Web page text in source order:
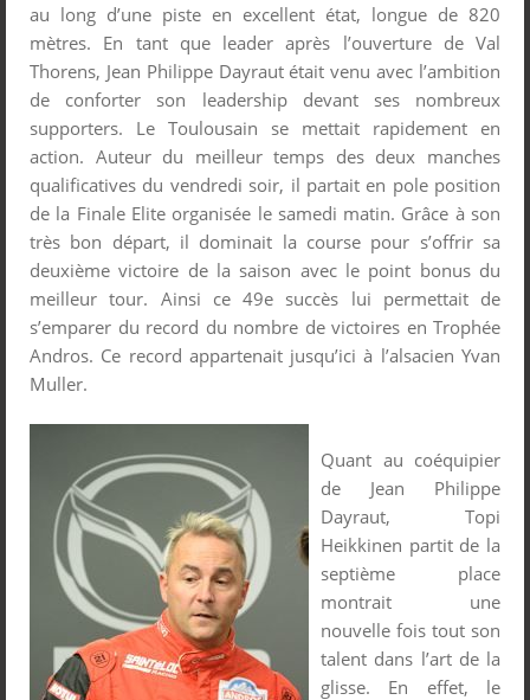
au long d’une piste en excellent état, longue de 820
mètres. En tant que leader après l’ouverture de Val
Thorens, Jean Philippe Dayraut était venu avec l’ambition
de conforter son leadership devant ses nombreux
supporters. Le Toulousain se mettait rapidement en
action. Auteur du meilleur temps des deux manches
qualificatives du vendredi soir, il partait en pole position
de la Finale Elite organisée le samedi matin. Grâce à son
très bon départ, il dominait la course pour s’offrir sa
deuxième victoire de la saison avec le point bonus du
meilleur tour. Ainsi ce 49e succès lui permettait de
s’emparer du record du nombre de victoires en Trophée
Andros. Ce record appartenait jusqu’ici à l’alsacien Yvan
Muller.
Quant au coéquipier
de Jean Philippe
Dayraut, Topi
Heikkinen partit de la
septième place
montrait une
nouvelle fois tout son
talent dans l’art de la
glisse. En effet, le